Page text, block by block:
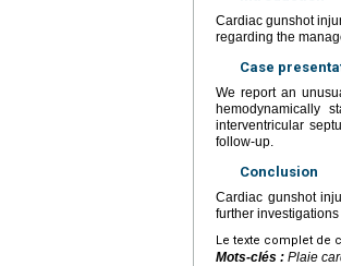
Cardiac gunshot
regarding the
Case
We report an
hemodynamically
interventricular
follow-up.
Conclusion
Cardiac gunshot
further
Le texte complet de
Mots-clés : Plaie